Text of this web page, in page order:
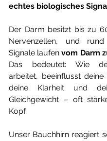
echtes biologisches
Der Darm besitzt bis zu
Nervenzellen, und
Signale laufen vom Darm
Das bedeutet: Wie
arbeitet, beeinflusst deine
deine Klarheit und
Gleichgewicht – oft
Kopf.
Unser Bauchhirn reagiert